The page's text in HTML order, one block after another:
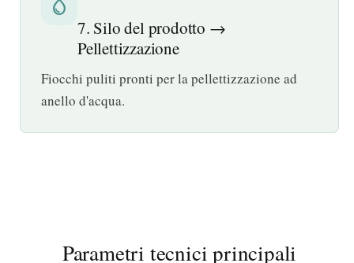
water_drop
7. Silo del prodotto →
Pellettizzazione
Fiocchi puliti pronti per la pellettizzazione ad
anello d'acqua.
Parametri tecnici principali